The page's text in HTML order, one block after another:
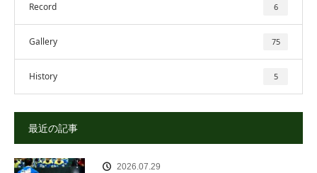
Record 6
Gallery 75
History 5
最近の記事
2026.07.29